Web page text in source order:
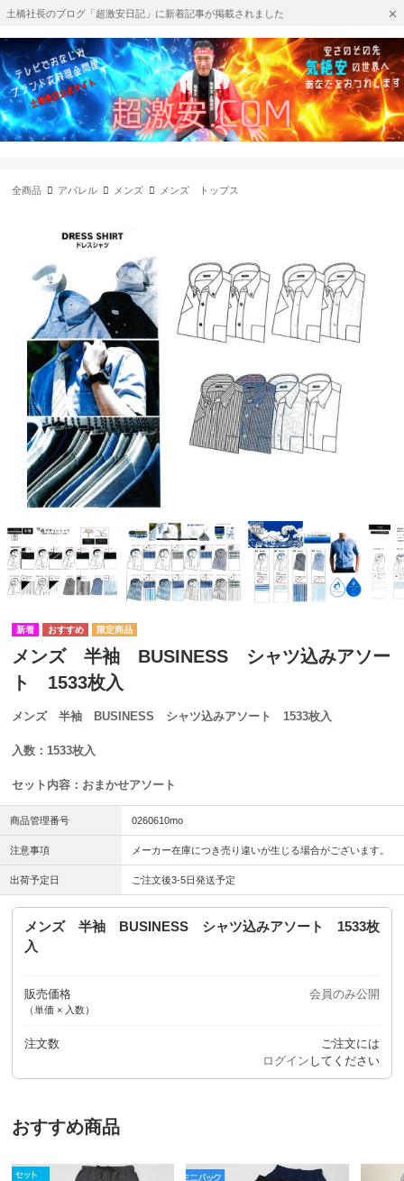
土橋社長のブログ「超激安日記」に新着記事が掲載されました
全商品 アパレル メンズ メンズ トップス
メンズ 半袖 BUSINESS シャツ込みアソー
ト 1533枚入
メンズ 半袖 BUSINESS シャツ込みアソート 1533枚入
入数：1533枚入
セット内容：おまかせアソート
商品管理番号 0260610mo
注意事項 メーカー在庫につき売り違いが生じる場合がございます。
出荷予定日 ご注文後3-5日発送予定
メンズ 半袖 BUSINESS シャツ込みアソート 1533枚
入
販売価格
（単価 × 入数）
会員のみ公開
注文数
ご注文には
ログイン してください
おすすめ商品